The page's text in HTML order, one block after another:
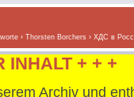
› Thorsten Borchers › ХДС в
INHALT + + +
Archiv und